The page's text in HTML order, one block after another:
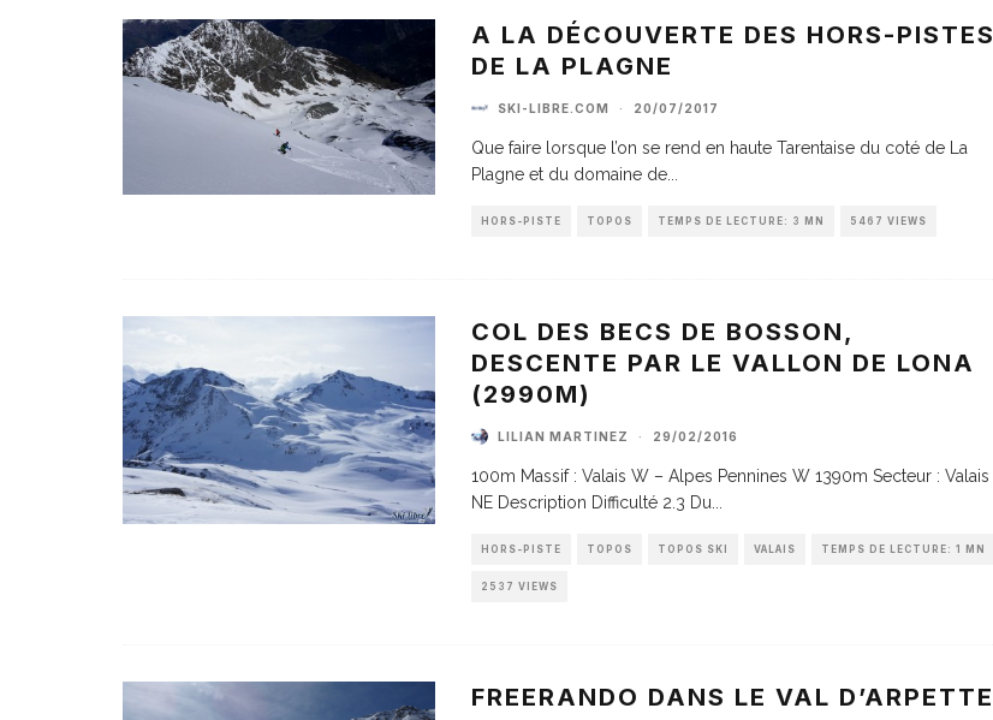
A LA DÉCOUVERTE DES HORS-PISTES
DE LA PLAGNE
SKI-LIBRE.COM · 20/07/2017
Que faire lorsque l’on se rend en haute Tarentaise du coté de La
Plagne et du domaine de
HORS-PISTE TOPOS TEMPS DE LECTURE: 3 MN 5467 VIEWS
COL DES BECS DE BOSSON,
DESCENTE PAR LE VALLON DE LONA
(2990M)
LILIAN MARTINEZ · 29/02/2016
100m Massif : Valais W – Alpes Pennines W 1390m Secteur : Valais
NE Description Difficulté 2.3 Du
HORS-PISTE TOPOS TOPOS SKI VALAIS TEMPS DE LECTURE: 1 MN
2537 VIEWS
FREERANDO DANS LE VAL D’ARPETTE